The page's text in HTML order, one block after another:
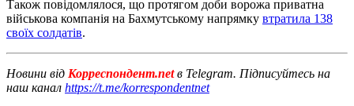
Також повідомлялося, що протягом доби ворожа приватна
військова компанія на Бахмутському напрямку втратила 138
своїх солдатів.
Новини від Корреспондент.netв Telegram. Підписуйтесь на
наш канал https://t.me/korrespondentnet